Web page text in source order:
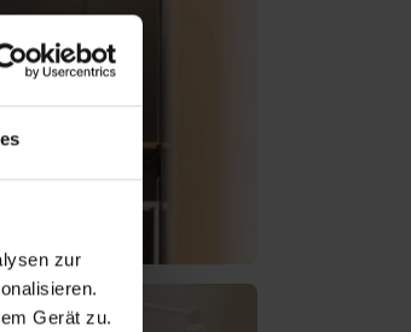
zur
Gerät zu.